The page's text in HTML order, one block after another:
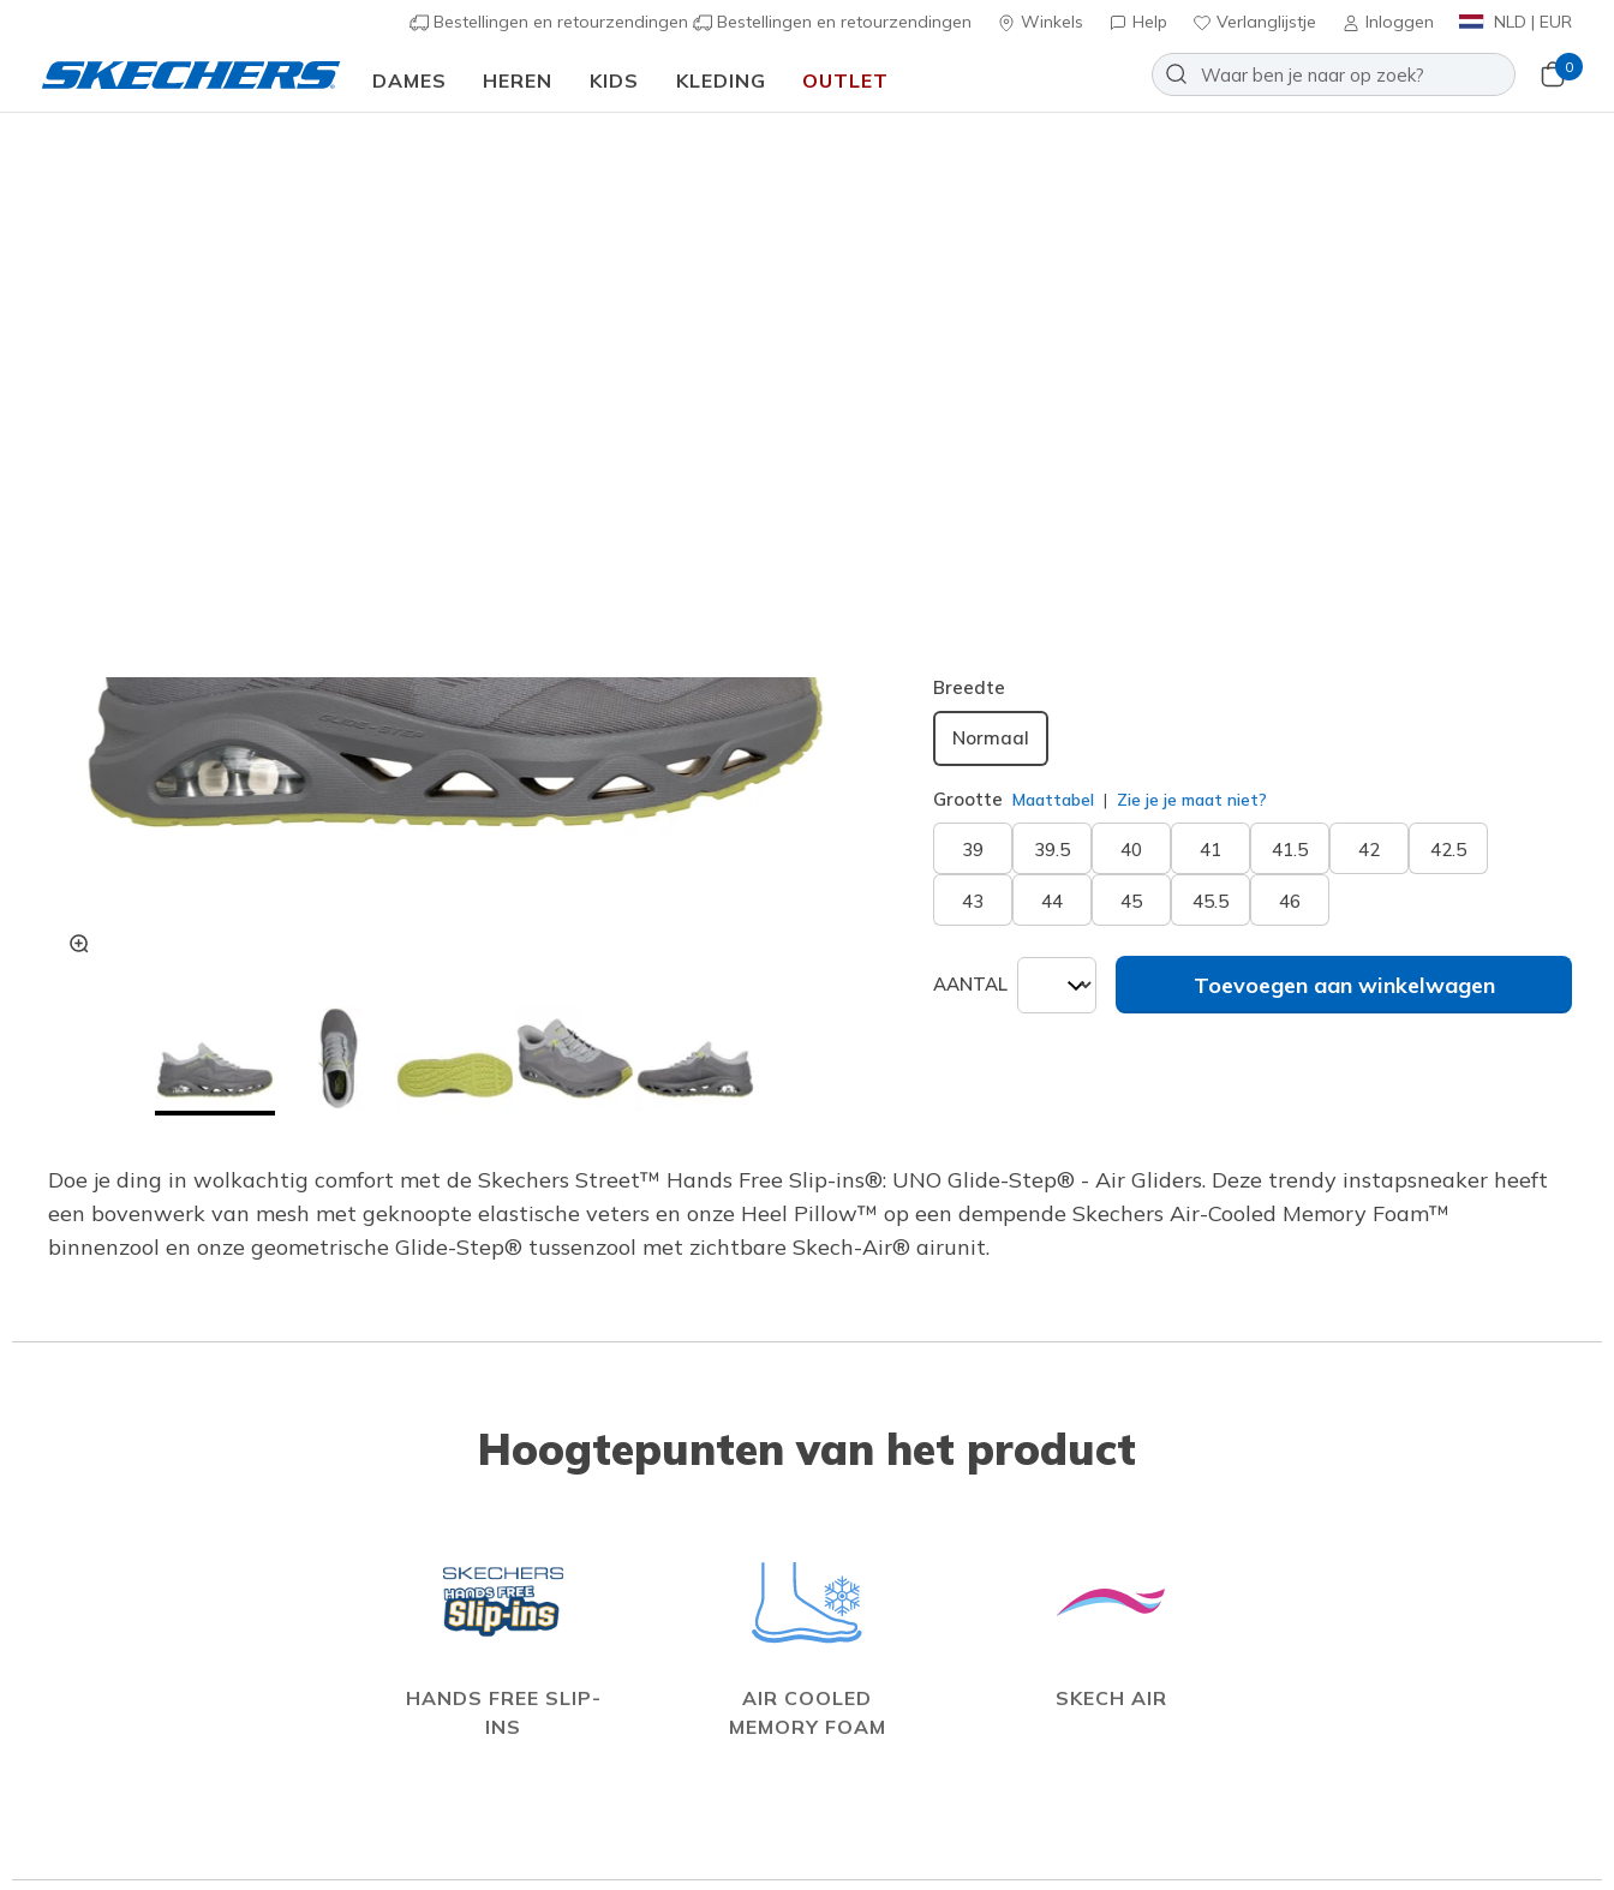
Bestellingen en retourzendingen Bestellingen en retourzendingen Winkels Help Verlanglijstje Inloggen NLD | EUR
DAMES HEREN KIDS KLEDING OUTLET
0
Breedte
Normaal
Grootte Maattabel Zie je je maat niet?
39 39.5 40 41 41.5 42 42.5
43 44 45 45.5 46
AANTAL Toevoegen aan winkelwagen
Doe je ding in wolkachtig comfort met de Skechers Street™ Hands Free Slip-ins®: UNO Glide-Step® - Air Gliders. Deze trendy instapsneaker heeft
een bovenwerk van mesh met geknoopte elastische veters en onze Heel Pillow™ op een dempende Skechers Air-Cooled Memory Foam™
binnenzool en onze geometrische Glide-Step® tussenzool met zichtbare Skech-Air® airunit.
Hoogtepunten van het product
HANDS FREE SLIP-
INS
AIR COOLED
MEMORY FOAM
SKECH AIR